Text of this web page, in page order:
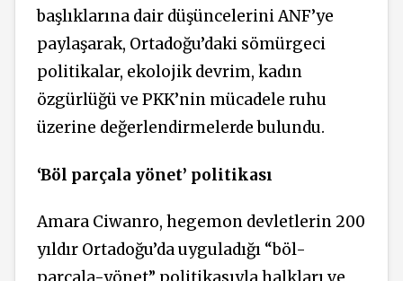
başlıklarına dair düşüncelerini ANF’ye
paylaşarak, Ortadoğu’daki sömürgeci
politikalar, ekolojik devrim, kadın
özgürlüğü ve PKK’nin mücadele ruhu
üzerine değerlendirmelerde bulundu.
‘Böl parçala yönet’ politikası
Amara Ciwanro, hegemon devletlerin 200
yıldır Ortadoğu’da uyguladığı “böl-